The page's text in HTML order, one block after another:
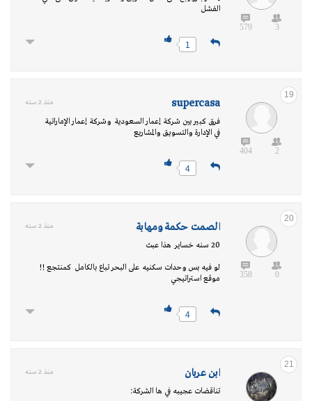
3
579
الفشل
1
19
2
404
supercasa منذ 2 سنه
فرق كبير بين شركة إعمار السعودية وشركة إعمار الإماراتية
في الإدارة والتسويق والمشاريع
4
20
0
358
الصمت حكمة ومهابة منذ 2 سنه
20 سنه خساير هذا عبث
لو فيه بس وحدات سكنيه على البحر تباع بالكامل كمنتجع !!
موقع استراتيجي
4
21
ابن عربان منذ 2 سنه
تناقضات عجيبه في ها الشركة: